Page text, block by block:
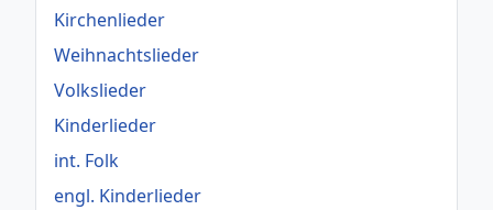
Kirchenlieder
Weihnachtslieder
Volkslieder
Kinderlieder
int. Folk
engl. Kinderlieder